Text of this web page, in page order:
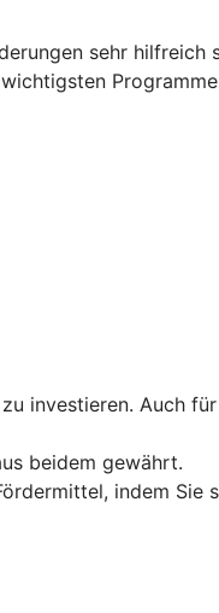
sehr hilfreich
investieren. Auch
beidem gewährt.
indem